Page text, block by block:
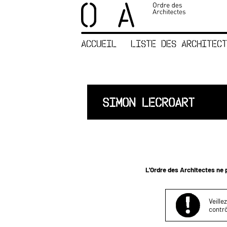
ACCUEIL LISTE DES
SIMON LECROART
L'Ordre des Architectes ne